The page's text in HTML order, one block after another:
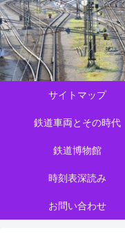
サイトマップ
鉄道車両とその時代
鉄道博物館
時刻表深読み
お問い合わせ